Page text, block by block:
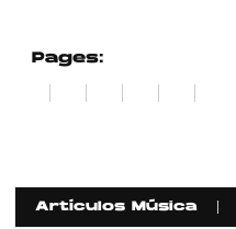
Pages:
2 3 4 5
Artículos Música